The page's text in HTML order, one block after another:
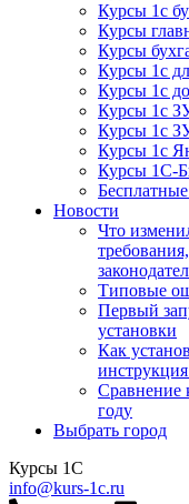
Курсы 1с
Курсы
Курсы
Курсы 1с
Курсы 1с
Курсы 1с
Курсы 1с
Курсы 1с
Курсы 1С-
Новости
Что
Типовые
Первый
установки
Как
Сравнение
году
Выбрать город
Курсы 1С
info@kurs-1c.ru